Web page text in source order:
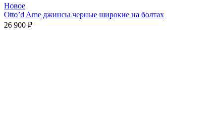
Новое
Otto’d Ame джинсы черные широкие на болтах
26 900 ₽